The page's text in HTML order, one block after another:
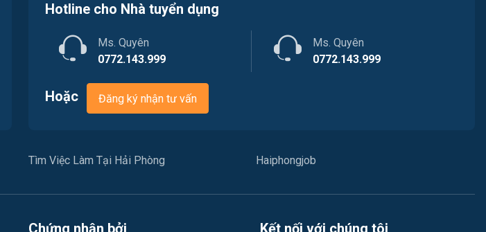
Quản lý chất lượng (QA/QC)
Chăm Sóc Khách Hàng
Việc làm Hồng An
Việc làm An Biên
Việc làm Đông Hải
Hotline cho Nhà tuyển dụng
Ms. Quyên
0772.143.999
Ms. Quyên
0772.143.999
Hoặc Đăng ký nhận tư vấn
Tìm Việc Làm Tại Hải Phòng Haiphongjob
Chứng nhận bởi Kết nối với chúng tôi